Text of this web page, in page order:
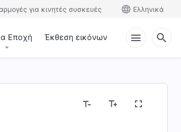
για κινητές συσκευές Ελληνικά
Εποχή Έκθεση εικόνων